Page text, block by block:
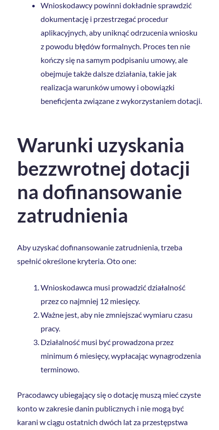
Wnioskodawcy powinni dokładnie sprawdzić
dokumentację i przestrzegać procedur
aplikacyjnych, aby uniknąć odrzucenia wniosku
z powodu błędów formalnych. Proces ten nie
kończy się na samym podpisaniu umowy, ale
obejmuje także dalsze działania, takie jak
realizacja warunków umowy i obowiązki
beneficjenta związane z wykorzystaniem dotacji.
Warunki uzyskania
bezzwrotnej dotacji
na dofinansowanie
zatrudnienia
Aby uzyskać dofinansowanie zatrudnienia, trzeba
spełnić określone kryteria. Oto one:
Wnioskodawca musi prowadzić działalność
przez co najmniej 12 miesięcy.
Ważne jest, aby nie zmniejszać wymiaru czasu
pracy.
Działalność musi być prowadzona przez
minimum 6 miesięcy, wypłacając wynagrodzenia
terminowo.
Pracodawcy ubiegający się o dotację muszą mieć czyste
konto w zakresie danin publicznych i nie mogą być
karani w ciągu ostatnich dwóch lat za przestępstwa